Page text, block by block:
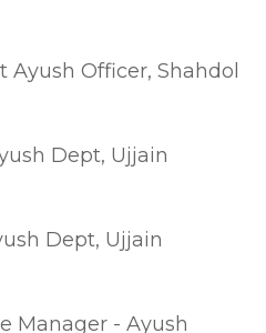
Ayush Officer, Shahdol
Dept, Ujjain
Dept, Ujjain
Manager - Ayush